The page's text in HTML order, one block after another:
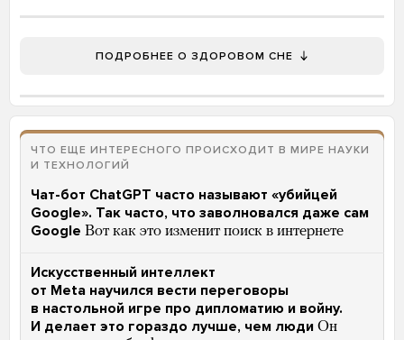
ПОДРОБНЕЕ О ЗДОРОВОМ СНЕ
ЧТО ЕЩЕ ИНТЕРЕСНОГО ПРОИСХОДИТ В МИРЕ НАУКИ
И ТЕХНОЛОГИЙ
Чат-бот ChatGPT часто называют «убийцей
Google». Так часто, что заволновался даже сам
Google Вот как это изменит поиск в интернете
Искусственный интеллект
от Meta научился вести переговоры
в настольной игре про дипломатию и войну.
И делает это гораздо лучше, чем люди Он